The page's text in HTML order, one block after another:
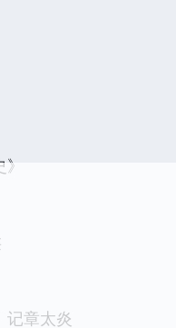
章太炎